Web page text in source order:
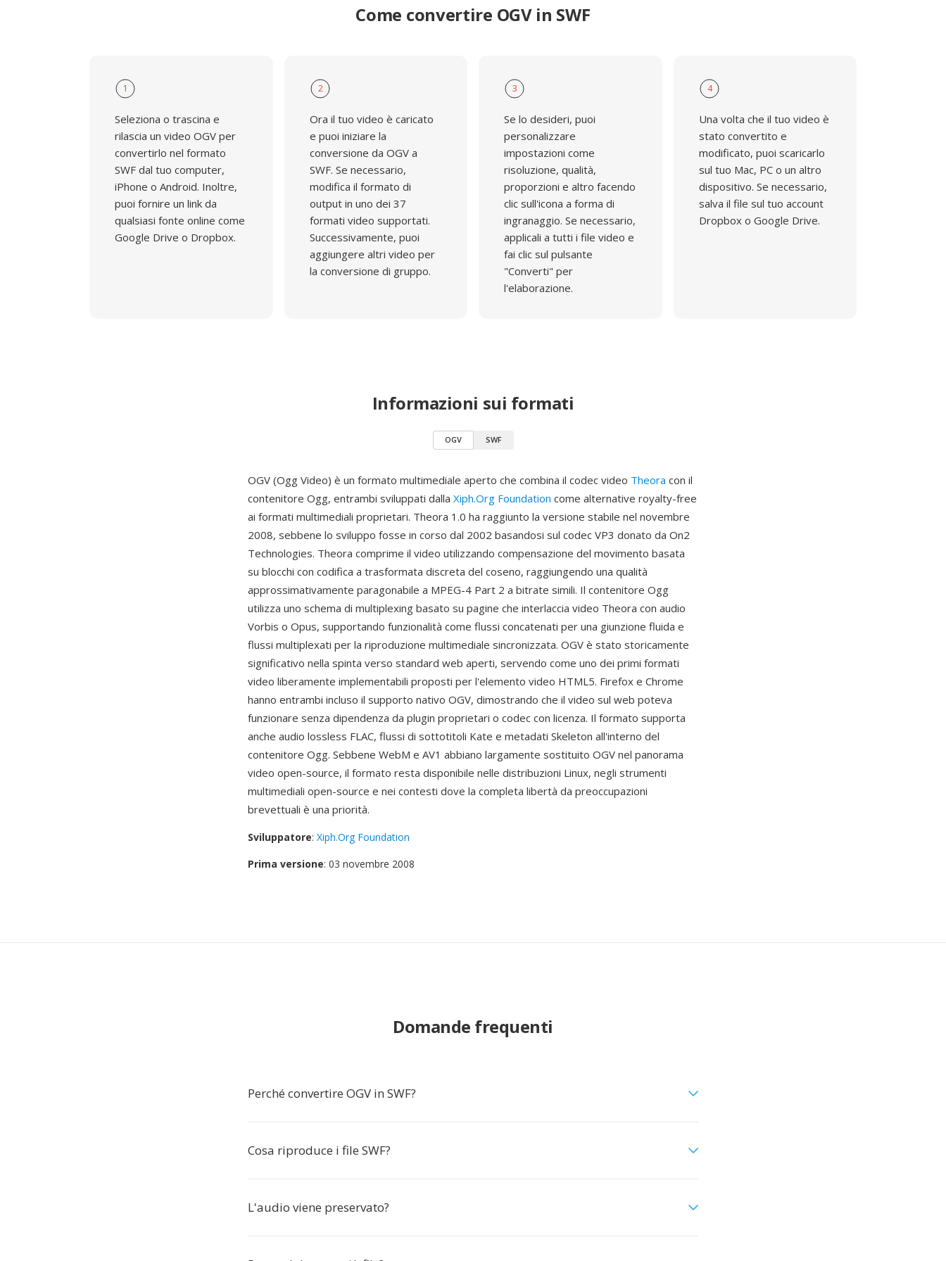
Come convertire OGV in SWF
1
Seleziona o trascina e
rilascia un video OGV per
convertirlo nel formato
SWF dal tuo computer,
iPhone o Android. Inoltre,
puoi fornire un link da
qualsiasi fonte online come
Google Drive o Dropbox.
2
Ora il tuo video è caricato
e puoi iniziare la
conversione da OGV a
SWF. Se necessario,
modifica il formato di
output in uno dei 37
formati video supportati.
Successivamente, puoi
aggiungere altri video per
la conversione di gruppo.
3
Se lo desideri, puoi
personalizzare
impostazioni come
risoluzione, qualità,
proporzioni e altro facendo
clic sull'icona a forma di
ingranaggio. Se necessario,
applicali a tutti i file video e
fai clic sul pulsante
"Converti" per
l'elaborazione.
4
Una volta che il tuo video è
stato convertito e
modificato, puoi scaricarlo
sul tuo Mac, PC o un altro
dispositivo. Se necessario,
salva il file sul tuo account
Dropbox o Google Drive.
Informazioni sui formati
OGV SWF
OGV (Ogg Video) è un formato multimediale aperto che combina il codec video Theora con il
contenitore Ogg, entrambi sviluppati dalla Xiph.Org Foundation come alternative royalty-free
ai formati multimediali proprietari. Theora 1.0 ha raggiunto la versione stabile nel novembre
2008, sebbene lo sviluppo fosse in corso dal 2002 basandosi sul codec VP3 donato da On2
Technologies. Theora comprime il video utilizzando compensazione del movimento basata
su blocchi con codifica a trasformata discreta del coseno, raggiungendo una qualità
approssimativamente paragonabile a MPEG-4 Part 2 a bitrate simili. Il contenitore Ogg
utilizza uno schema di multiplexing basato su pagine che interlaccia video Theora con audio
Vorbis o Opus, supportando funzionalità come flussi concatenati per una giunzione fluida e
flussi multiplexati per la riproduzione multimediale sincronizzata. OGV è stato storicamente
significativo nella spinta verso standard web aperti, servendo come uno dei primi formati
video liberamente implementabili proposti per l'elemento video HTML5. Firefox e Chrome
hanno entrambi incluso il supporto nativo OGV, dimostrando che il video sul web poteva
funzionare senza dipendenza da plugin proprietari o codec con licenza. Il formato supporta
anche audio lossless FLAC, flussi di sottotitoli Kate e metadati Skeleton all'interno del
contenitore Ogg. Sebbene WebM e AV1 abbiano largamente sostituito OGV nel panorama
video open-source, il formato resta disponibile nelle distribuzioni Linux, negli strumenti
multimediali open-source e nei contesti dove la completa libertà da preoccupazioni
brevettuali è una priorità.
Sviluppatore: Xiph.Org Foundation
Prima versione: 03 novembre 2008
Domande frequenti
Perché convertire OGV in SWF?
Cosa riproduce i file SWF?
L'audio viene preservato?